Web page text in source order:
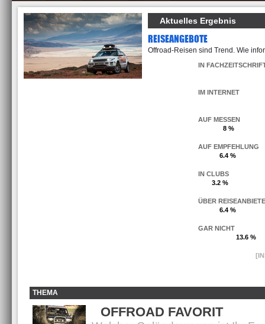
Aktuelles Ergebnis
REISEANGEBOTE
Offroad-Reisen sind Trend. Wie
IN
IM INTERNET
AUF MESSEN
8 %
AUF EMPFEHLUNG
6.4 %
IN CLUBS
3.2 %
ÜBER
6.4 %
GAR NICHT
13.6 %
THEMA
OFFROAD FAVORIT